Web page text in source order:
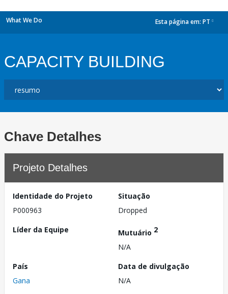
What We Do Esta página em: PT
CAPACITY BUILDING
Chave Detalhes
Projeto Detalhes
Identidade do Projeto
P000963
Situação
Dropped
Líder da Equipe
Mutuário 2
N/A
País
Gana
Data de divulgação
N/A